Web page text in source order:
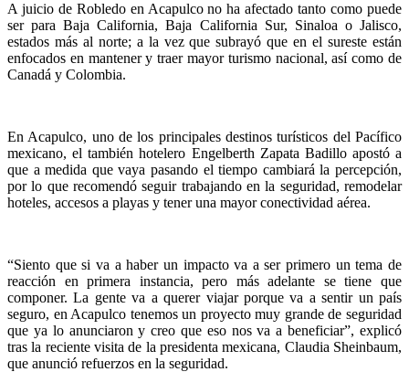
A juicio de Robledo en Acapulco no ha afectado tanto como puede
ser para Baja California, Baja California Sur, Sinaloa o Jalisco,
estados más al norte; a la vez que subrayó que en el sureste están
enfocados en mantener y traer mayor turismo nacional, así como de
Canadá y Colombia.
En Acapulco, uno de los principales destinos turísticos del Pacífico
mexicano, el también hotelero Engelberth Zapata Badillo apostó a
que a medida que vaya pasando el tiempo cambiará la percepción,
por lo que recomendó seguir trabajando en la seguridad, remodelar
hoteles, accesos a playas y tener una mayor conectividad aérea.
“Siento que si va a haber un impacto va a ser primero un tema de
reacción en primera instancia, pero más adelante se tiene que
componer. La gente va a querer viajar porque va a sentir un país
seguro, en Acapulco tenemos un proyecto muy grande de seguridad
que ya lo anunciaron y creo que eso nos va a beneficiar”, explicó
tras la reciente visita de la presidenta mexicana, Claudia Sheinbaum,
que anunció refuerzos en la seguridad.